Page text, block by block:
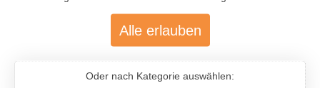
Alle erlauben
Oder nach Kategorie auswählen: